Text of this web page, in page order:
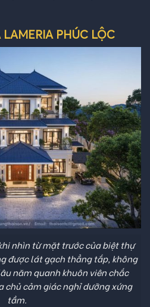
PHÚC LỘC
nhìn từ mặt trước của biệt thự
được lát gạch thẳng tắp, không
năm quanh khuôn viên chắc
chủ cảm giác nghỉ dưỡng xứng
tầm.